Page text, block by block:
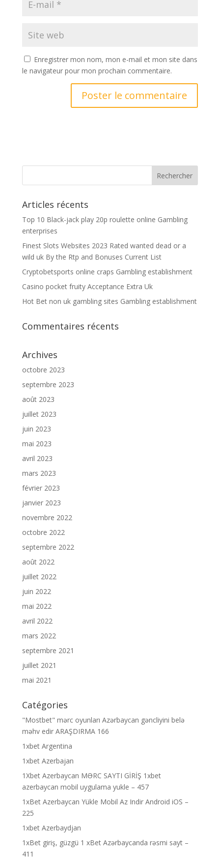
Enregistrer mon nom, mon e-mail et mon site dans
le navigateur pour mon prochain commentaire.
Articles récents
Top 10 Black-jack play 20p roulette online Gambling
enterprises
Finest Slots Websites 2023 Rated wanted dead or a
wild uk By the Rtp and Bonuses Current List
Cryptobetsports online craps Gambling establishment
Casino pocket fruity Acceptance Extra Uk
Hot Bet non uk gambling sites Gambling establishment
Commentaires récents
Archives
octobre 2023
septembre 2023
août 2023
juillet 2023
juin 2023
mai 2023
avril 2023
mars 2023
février 2023
janvier 2023
novembre 2022
octobre 2022
septembre 2022
août 2022
juillet 2022
juin 2022
mai 2022
avril 2022
mars 2022
septembre 2021
juillet 2021
mai 2021
Catégories
"Mostbet" mərc oyunları Azərbaycan gəncliyini belə
məhv edir ARAŞDIRMA 166
1xbet Argentina
1xbet Azerbajan
1Xbet Azerbaycan MƏRC SAYTI GİRİŞ 1xbet
azerbaycan mobil uygulama yukle – 457
1xBet Azerbaycan Yükle Mobil Az Indir Android iOS –
225
1xbet Azerbaydjan
1xBet giriş, güzgü 1 xBet Azərbaycanda rəsmi sayt –
411